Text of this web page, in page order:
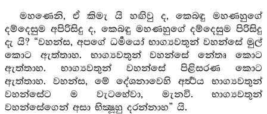
මහණෙනි, ඒ කිමැ යි හඟිවු ද, කෙබඳු මහණහුගේ
දම්දෙසුම අපිරිසිදු ද, කෙබඳු මහණහුගේ දම්දෙසුම පිරිසිදු
දැ යි? “වහන්ස, අපගේ ධර්‍මයෝ භාග්‍යවතුන් වහන්සේ මුල්
කොට ඇත්තාහ. භාග්‍යවතුන් වහන්සේ නේතෘ කොට
ඇත්තාහ. භාග්‍යවතුන් වහන්සේ පිළිසරණ කොට
ඇත්තාහ. වහන්ස, මේ දේශනාවෙහි අර්‍ත්‍ථය භාග්‍යවතුන්
වහන්සේට ම වැටහේවා, මැනවි. භාග්‍යවතුන්
වහන්සේගෙන් අසා භික්‍ෂූහු දරන්නාහ” යි.